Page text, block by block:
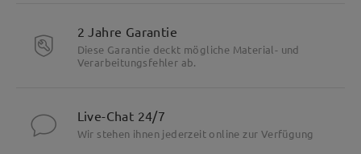
2 Jahre Garantie
Diese Garantie deckt mögliche Material- und
Verarbeitungsfehler ab.
Live-Chat 24/7
Wir stehen ihnen jederzeit online zur Verfügung